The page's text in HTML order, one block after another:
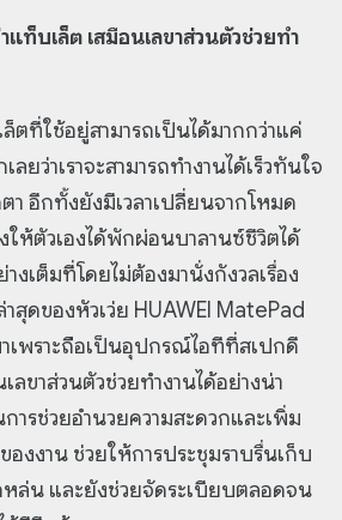
ท็บเล็ต เสมือนเลขาส่วนตัวช่วยทำ
ตที่ใช้อยู่สามารถเป็นได้มากกว่าแค่
ยว่าเราจะสามารถทำงานได้เร็วทันใจ
า อีกทั้งยังมีเวลาเปลี่ยนจากโหมด
ให้ตัวเองได้พักผ่อนบาลานซ์ชีวิตได้
งเต็มที่โดยไม่ต้องมานั่งกังวลเรื่อง
สุดของหัวเว่ย HUAWEI MatePad
าเพราะถือเป็นอุปกรณ์ไอทีที่สเปกดี
ลขาส่วนตัวช่วยทำงานได้อย่างน่า
ารช่วยอำนวยความสะดวกและเพิ่ม
งงาน ช่วยให้การประชุมราบรื่นเก็บ
ล่น และยังช่วยจัดระเบียบตลอดจน